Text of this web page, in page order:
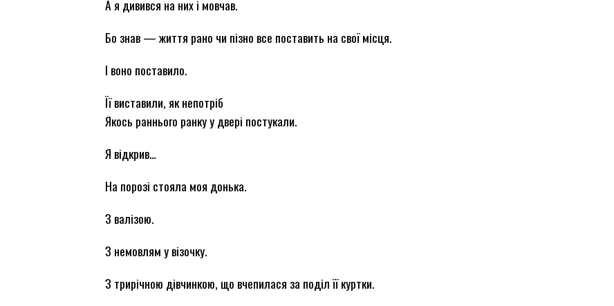
А я дивився на них і мовчав.
Бо знав — життя рано чи пізно все поставить на свої місця.
І воно поставило.
Її виставили, як непотріб
Якось раннього ранку у двері постукали.
Я відкрив…
На порозі стояла моя донька.
З валізою.
З немовлям у візочку.
З трирічною дівчинкою, що вчепилася за поділ її куртки.